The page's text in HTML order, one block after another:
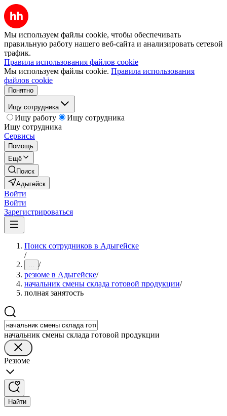
Мы используем файлы cookie, чтобы обеспечивать
правильную работу нашего веб-сайта и анализировать сетевой
трафик.
Правила использования файлов cookie
Мы используем файлы cookie. Правила использования
файлов cookie
Понятно
Ищу сотрудника
Ищу работу
Ищу сотрудника
Ищу сотрудника
Сервисы
Помощь
Ещё
Поиск
Адыгейск
Войти
Войти
Зарегистрироваться
Поиск сотрудников в Адыгейске
/
... /
резюме в Адыгейске/
начальник смены склада готовой продукции/
полная занятость
начальник смены склада готовой продукции
Резюме
Найти